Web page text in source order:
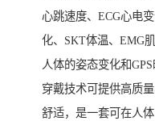
心跳速度、ECG心电
化、SKT体温、EMG
人体的姿态变化和
穿戴技术可提供高质
舒适，是一套可在人